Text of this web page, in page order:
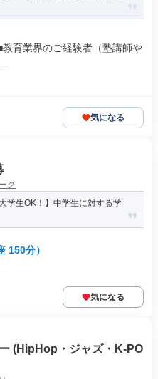
育業界のご経験者（塾講師や
気になる
ク
学生OK！】中学生に対する学
150分）
気になる
(HipHop・ジャズ・K-PO